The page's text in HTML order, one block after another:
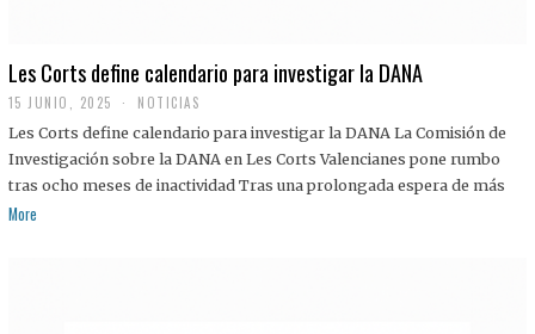
Les Corts define calendario para investigar la DANA
15 JUNIO, 2025 NOTICIAS
Les Corts define calendario para investigar la DANA La Comisión de
Investigación sobre la DANA en Les Corts Valencianes pone rumbo
tras ocho meses de inactividad Tras una prolongada espera de más
More